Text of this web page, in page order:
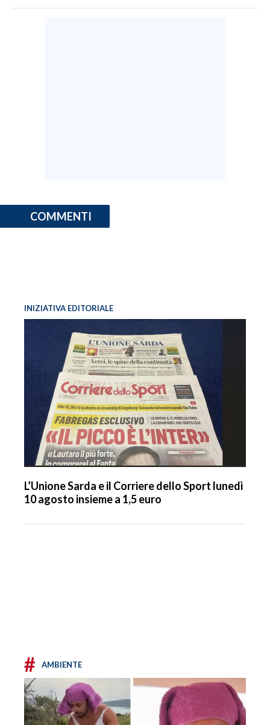
COMMENTI
INIZIATIVA EDITORIALE
L’Unione Sarda e il Corriere dello Sport lunedì
10 agosto insieme a 1,5 euro
# AMBIENTE